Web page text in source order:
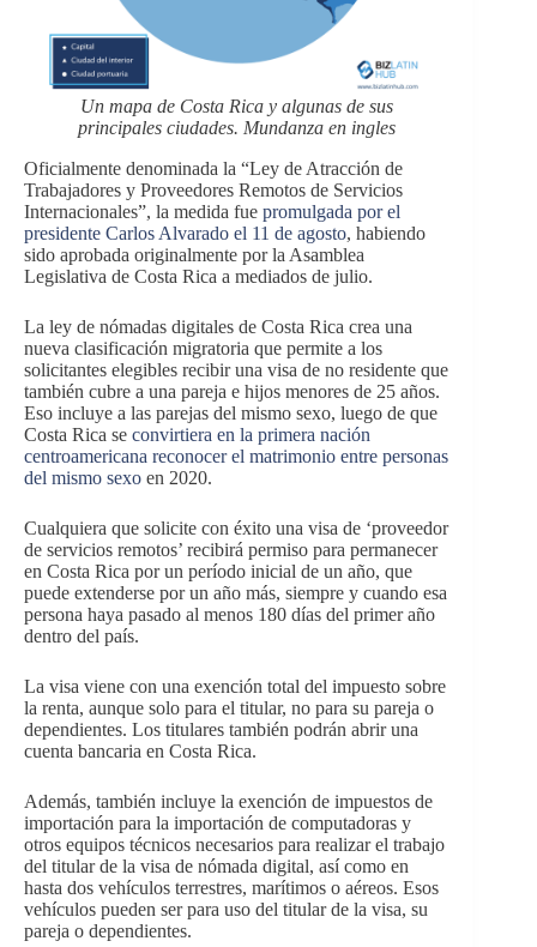
Un mapa de Costa Rica y algunas de sus
principales ciudades. Mundanza en ingles
Oficialmente denominada la “Ley de Atracción de
Trabajadores y Proveedores Remotos de Servicios
Internacionales”, la medida fue promulgada por el
presidente Carlos Alvarado el 11 de agosto, habiendo
sido aprobada originalmente por la Asamblea
Legislativa de Costa Rica a mediados de julio.
La ley de nómadas digitales de Costa Rica crea una
nueva clasificación migratoria que permite a los
solicitantes elegibles recibir una visa de no residente que
también cubre a una pareja e hijos menores de 25 años.
Eso incluye a las parejas del mismo sexo, luego de que
Costa Rica se convirtiera en la primera nación
centroamericana reconocer el matrimonio entre personas
del mismo sexo en 2020.
Cualquiera que solicite con éxito una visa de ‘proveedor
de servicios remotos’ recibirá permiso para permanecer
en Costa Rica por un período inicial de un año, que
puede extenderse por un año más, siempre y cuando esa
persona haya pasado al menos 180 días del primer año
dentro del país.
La visa viene con una exención total del impuesto sobre
la renta, aunque solo para el titular, no para su pareja o
dependientes. Los titulares también podrán abrir una
cuenta bancaria en Costa Rica.
Además, también incluye la exención de impuestos de
importación para la importación de computadoras y
otros equipos técnicos necesarios para realizar el trabajo
del titular de la visa de nómada digital, así como en
hasta dos vehículos terrestres, marítimos o aéreos. Esos
vehículos pueden ser para uso del titular de la visa, su
pareja o dependientes.